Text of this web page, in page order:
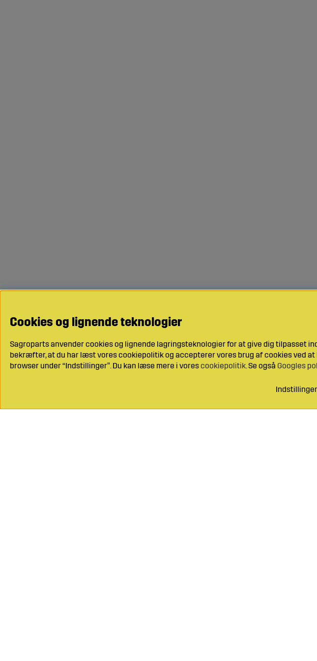
Cookies og lignende teknologier
Sagroparts anvender cookies og lignende lagringsteknologier for at give dig tilpasset
bekræfter, at du har læst vores cookiepolitik og accepterer vores brug af cookies ved at
browser under “Indstillinger”. Du kan læse mere i vorescookiepolitik. Se også Googles
Indstillinger